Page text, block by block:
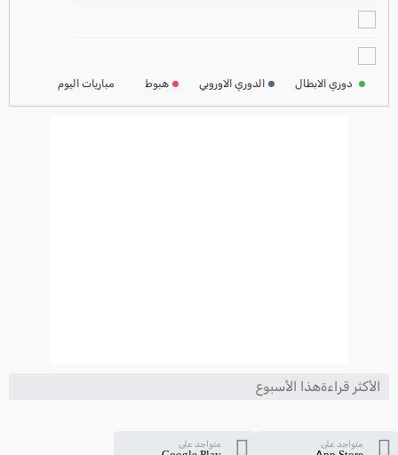
الأكثر قراءةهذا الأسبوع
متواجد على متواجد على
ترتيب الدوري الايطالي
دوري الابطال الدوري الاوروبي هبوط مباريات اليوم